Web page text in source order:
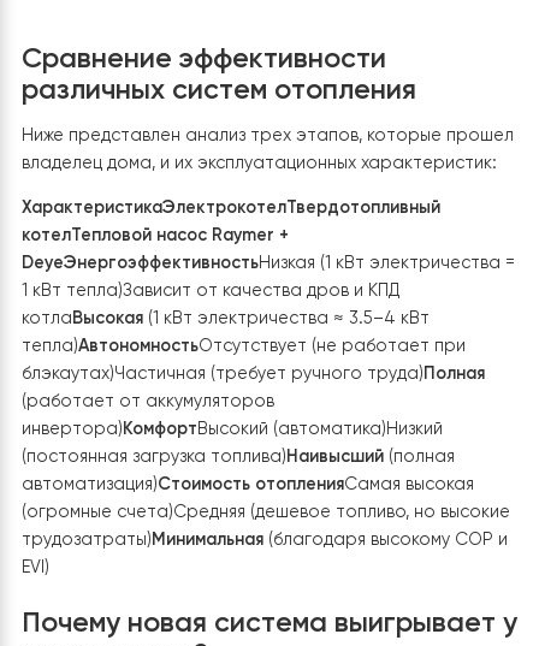
температуру воды в баке и при необходимости
автоматически переводит систему в режим
оборудование возвращается к работе в режиме
отопления, обеспечивая полностью автономное и
автоматическое функционирование системы.
Компактная интеграция в
котельную
Несмотря на значительные габариты бойлера и
ограниченное пространство котельной,
удалось рационально интегрировать в
систему. Бак был установлен рядом с
котлом, с максимально эффективным использованием
доступного пространства без ухудшения доступа к
другим узлам системы.
Все трубопроводы между тепловым насосом,
качественно теплоизолированы. Это позволяет